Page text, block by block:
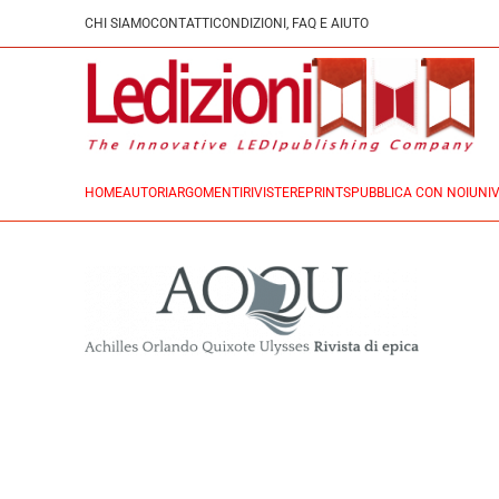
CHI SIAMOCONTATTI CONDIZIONI, FAQ E AIUTO
HOMEAUTORI ARGOMENTI RIVISTEREPRINTSPUBBLICA CON NOI